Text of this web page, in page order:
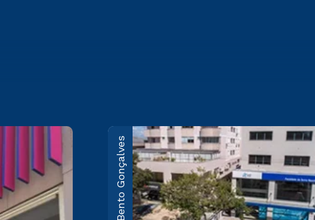
Caxias do Sul
Rua Marechal Floriano, 1229 -
Saiba mais
Bento Gonçalves